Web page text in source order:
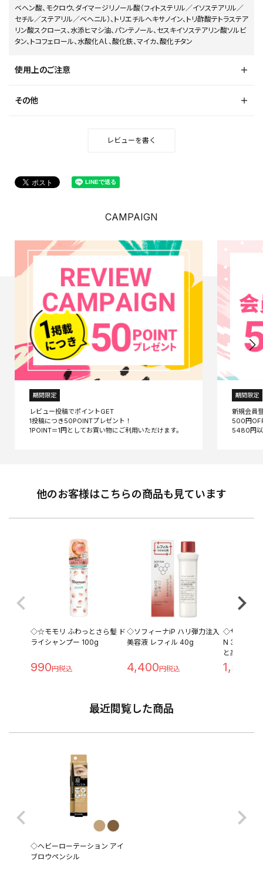
ベヘン酸、モクロウ、ダイマージリノール酸（フィトステリル／イソステアリル／
セチル／ステアリル／ベヘニル）、トリエチルヘキサノイン、トリ酢酸テトラステア
リン酸スクロース、水添ヒマシ油、パンテノール、セスキイソステアリン酸ソルビ
タン、トコフェロール、水酸化Ａｌ、酸化鉄、マイカ、酸化チタン
使用上のご注意
その他
レビューを書く
CAMPAIGN
期間限定
レビュー投稿でポイントGET
1投稿につき50POINTプレゼント！
期間限定
新規会員
500円
他のお客様はこちらの商品も見ています
◇☆モモリ ふわっとさら髪 ド
ライシャンプー 100g
990
◇ソフィーナiP ハリ弾力注入
美容液 レフィル 40g
4,400
◇サボリー
N 30枚入
と高保湿タ
1,540
最近閲覧した商品
◇ヘビーローテーション アイ
ブロウペンシル